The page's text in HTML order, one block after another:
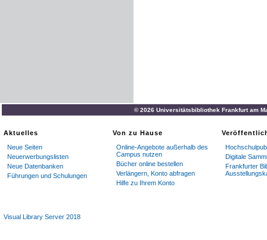
© 2026 Universitätsbibliothek Frankfurt am
Aktuelles
Neue Seiten
Neuerwerbungslisten
Neue Datenbanken
Führungen und Schulungen
Von zu Hause
Online-Angebote außerhalb des
Campus nutzen
Bücher online bestellen
Verlängern, Konto abfragen
Hilfe zu Ihrem Konto
Digitale
Frankfurter
Visual Library Server 2018